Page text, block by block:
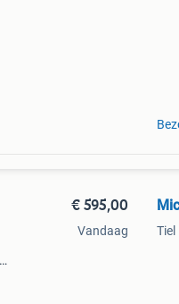
€ 595,00
Vandaag Tiel